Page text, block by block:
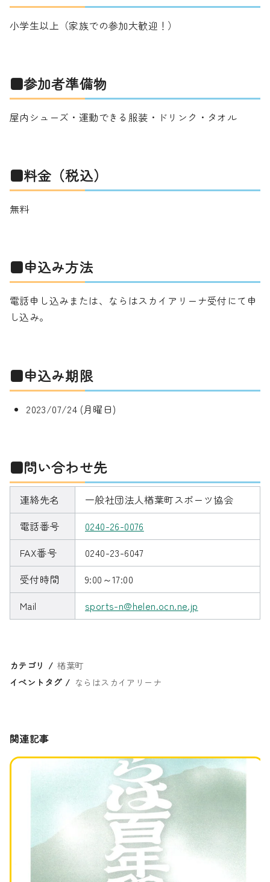
小学生以上（家族での参加大歓迎！）
■参加者準備物
屋内シューズ・運動できる服装・ドリンク・タオル
■料金（税込）
無料
■申込み方法
電話申し込みまたは、ならはスカイアリーナ受付にて申
し込み。
■申込み期限
2023/07/24 (月曜日)
■問い合わせ先
連絡先名
一般社団法人楢葉町スポーツ協会
電話番号
0240-26-0076
FAX番号
0240-23-6047
受付時間
9:00～17:00
Mail
sports-n@helen.ocn.ne.jp
カテゴリ
楢葉町
イベントタグ
ならはスカイアリーナ
関連記事